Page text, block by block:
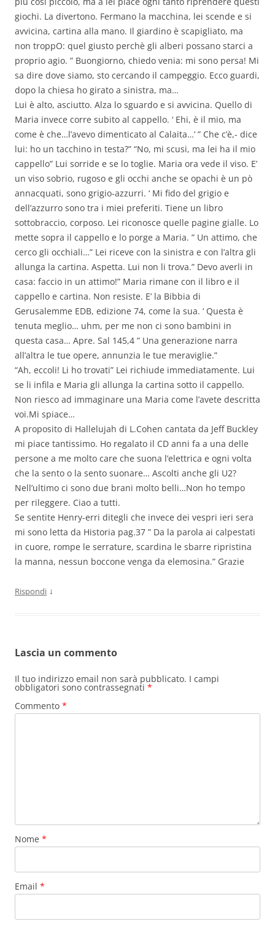
giochi. La divertono. Fermano la macchina, lei scende e si
avvicina, cartina alla mano. Il giardino è scapigliato, ma
non troppO: quel giusto perchè gli alberi possano starci a
proprio agio. ” Buongiorno, chiedo venia: mi sono persa! Mi
sa dire dove siamo, sto cercando il campeggio. Ecco guardi,
dopo la chiesa ho girato a sinistra, ma…
Lui è alto, asciutto. Alza lo sguardo e si avvicina. Quello di
Maria invece corre subito al cappello. ‘ Ehi, è il mio, ma
come è che…l’avevo dimenticato al Calaita…’ ” Che c’è,- dice
lui: ho un tacchino in testa?” “No, mi scusi, ma lei ha il mio
cappello” Lui sorride e se lo toglie. Maria ora vede il viso. E’
un viso sobrio, rugoso e gli occhi anche se opachi è un pò
annacquati, sono grigio-azzurri. ‘ Mi fido del grigio e
dell’azzurro sono tra i miei preferiti. Tiene un libro
sottobraccio, corposo. Lei riconosce quelle pagine gialle. Lo
mette sopra il cappello e lo porge a Maria. ” Un attimo, che
cerco gli occhiali…” Lei riceve con la sinistra e con l’altra gli
allunga la cartina. Aspetta. Lui non li trova.” Devo averli in
casa: faccio in un attimo!” Maria rimane con il libro e il
cappello e cartina. Non resiste. E’ la Bibbia di
Gerusalemme EDB, edizione 74, come la sua. ‘ Questa è
tenuta meglio… uhm, per me non ci sono bambini in
questa casa… Apre. Sal 145,4 ” Una generazione narra
all’altra le tue opere, annunzia le tue meraviglie.”
“Ah, eccoli! Li ho trovati” Lei richiude immediatamente. Lui
se li infila e Maria gli allunga la cartina sotto il cappello.
Non riesco ad immaginare una Maria come l’avete descritta
voi.Mi spiace…
A proposito di Hallelujah di L.Cohen cantata da Jeff Buckley
mi piace tantissimo. Ho regalato il CD anni fa a una delle
persone a me molto care che suona l’elettrica e ogni volta
che la sento o la sento suonare… Ascolti anche gli U2?
Nell’ultimo ci sono due brani molto belli…Non ho tempo
per rileggere. Ciao a tutti.
Se sentite Henry-erri ditegli che invece dei vespri ieri sera
mi sono letta da Historia pag.37 ” Da la parola ai calpestati
in cuore, rompe le serrature, scardina le sbarre ripristina
la manna, nessun boccone venga da elemosina.” Grazie
Rispondi ↓
Lascia un commento
Il tuo indirizzo email non sarà pubblicato. I campi
obbligatori sono contrassegnati *
Commento *
Nome *
Email *